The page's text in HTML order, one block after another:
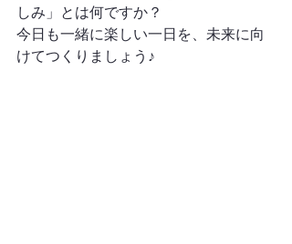
しみ」とは何ですか？
今日も一緒に楽しい一日を、未来に向
けてつくりましょう♪